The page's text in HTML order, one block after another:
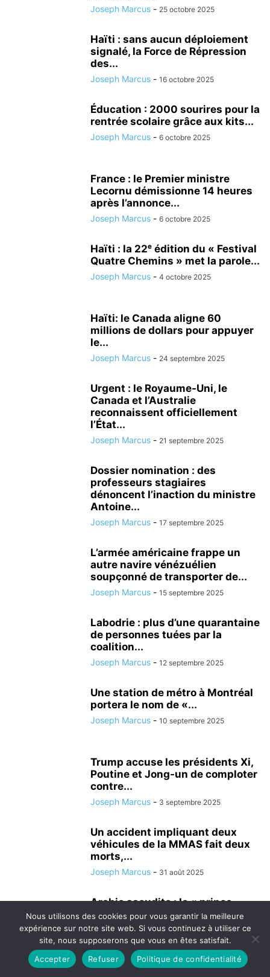
Joseph Marcus - 25 octobre 2025
Haïti : sans aucun déploiement
signalé, la Force de Répression
des...
Joseph Marcus - 16 octobre 2025
Éducation : 2000 sourires pour la
rentrée scolaire grâce aux kits...
Joseph Marcus - 6 octobre 2025
France : le Premier ministre
Lecornu démissionne 14 heures
après l’annonce...
Joseph Marcus - 6 octobre 2025
Haïti : la 22ᵉ édition du « Festival
Quatre Chemins » met la parole...
Joseph Marcus - 4 octobre 2025
Haïti: le Canada aligne 60
millions de dollars pour appuyer
le...
Joseph Marcus - 24 septembre 2025
Urgent : le Royaume-Uni, le
Canada et l’Australie
reconnaissent officiellement
l’État...
Joseph Marcus - 21 septembre 2025
Dossier nomination : des
professeurs stagiaires
dénoncent l’inaction du ministre
Antoine...
Joseph Marcus - 17 septembre 2025
L’armée américaine frappe un
autre navire vénézuélien
soupçonné de transporter de...
Joseph Marcus - 15 septembre 2025
Labodrie : plus d’une quarantaine
de personnes tuées par la
coalition...
Joseph Marcus - 12 septembre 2025
Une station de métro à Montréal
portera le nom de «...
Joseph Marcus - 10 septembre 2025
Trump accuse les présidents Xi,
Poutine et Jong-un de comploter
contre...
Joseph Marcus - 3 septembre 2025
Un accident impliquant deux
véhicules de la MMAS fait deux
morts,...
Joseph Marcus - 31 août 2025
Arabie saoudite : le « prince
endormi » décédé à 36 ans
après...
Joseph Marcus - 20 juillet 2025
Nous utilisons des cookies pour vous garantir la meilleure
expérience sur notre site web. Si vous continuez à utiliser ce
site, nous supposerons que vous en êtes satisfait.
Accepter
Refuser Politique de confidentialité